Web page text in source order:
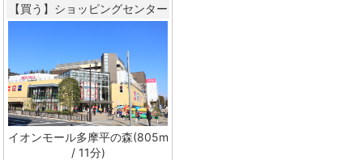
【買う】ショッピングセンター
イオンモール多摩平の森(805m
/ 11分)